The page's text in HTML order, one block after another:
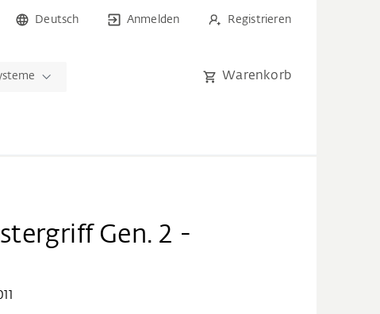
Deutsch Anmelden Registrieren
Warenkorb
Gen. 2 -